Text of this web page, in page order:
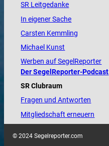
SR Leitgedanke
In eigener Sache
Carsten Kemmling
Michael Kunst
Werben auf SegelReporter
Der SegelReporter-Podcast
SR Clubraum
Fragen und Antworten
Mitgliedschaft erneuern
© 2024 Segelreporter.com